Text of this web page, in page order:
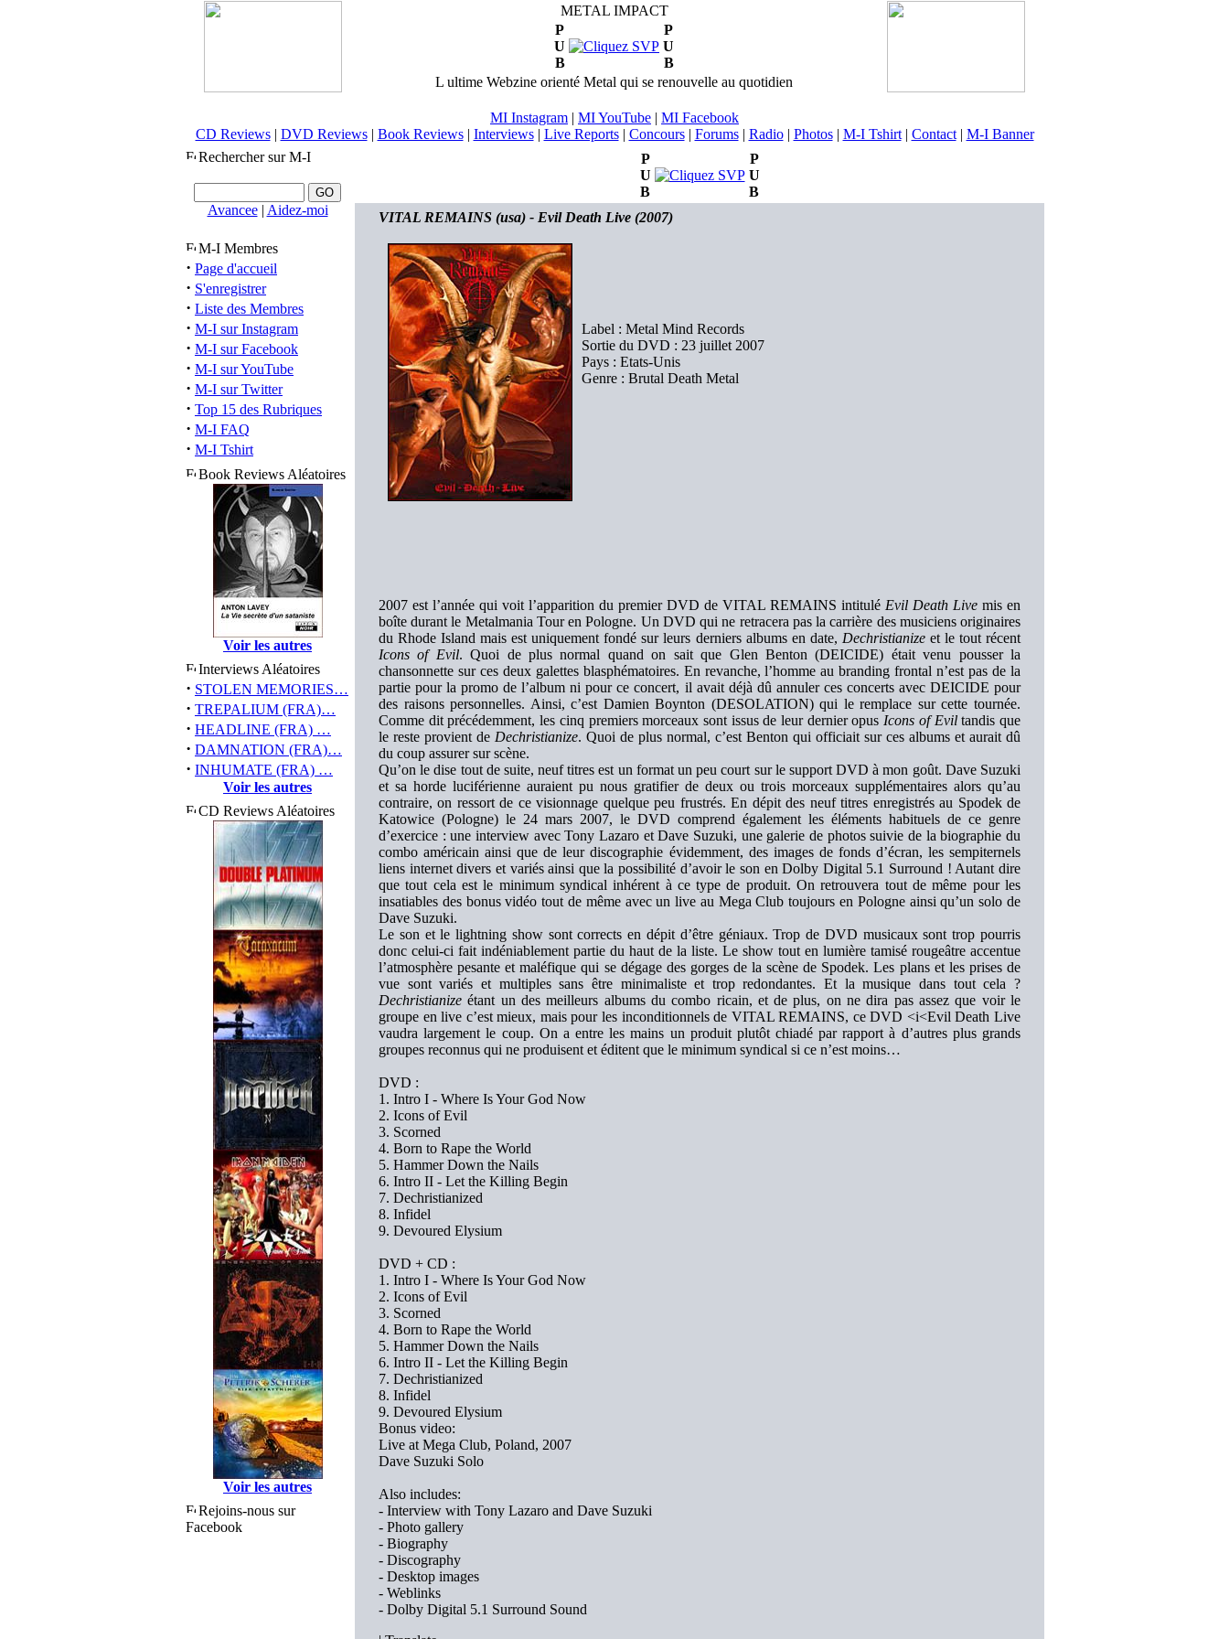
METAL IMPACT
P
U
B
P
U
B
L ultime Webzine orienté Metal qui se renouvelle au quotidien
MI Instagram | MI YouTube | MI Facebook
CD Reviews| DVD Reviews| Book Reviews| Interviews| Live Reports| Concours| Forums| Radio| Photos| M-I Tshirt| Contact| M-I Banner
Rechercher sur M-I
Avancee| Aidez-moi
M-I Membres
· Page d'accueil
· S'enregistrer
· Liste des Membres
· M-I sur Instagram
· M-I sur Facebook
· M-I sur YouTube
· M-I sur Twitter
· Top 15 des Rubriques
· M-I FAQ
· M-I Tshirt
Book Reviews Aléatoires
Voir les autres
Interviews Aléatoires
· STOLEN MEMORIES…
· TREPALIUM (FRA)…
· HEADLINE (FRA) …
· DAMNATION (FRA)…
· INHUMATE (FRA) …
Voir les autres
CD Reviews Aléatoires
Voir les autres
Rejoins-nous sur
Facebook
P
U
B
P
U
B
VITAL REMAINS (usa) - Evil Death Live (2007)
Label : Metal Mind Records
Sortie du DVD : 23 juillet 2007
Pays : Etats-Unis
Genre : Brutal Death Metal
2007 est l’année qui voit l’apparition du premier DVD de VITAL REMAINS intitulé Evil Death Live mis en
boîte durant le Metalmania Tour en Pologne. Un DVD qui ne retracera pas la carrière des musiciens originaires
du Rhode Island mais est uniquement fondé sur leurs derniers albums en date, Dechristianizeet le tout récent
Icons of Evil. Quoi de plus normal quand on sait que Glen Benton (DEICIDE) était venu pousser la
chansonnette sur ces deux galettes blasphématoires. En revanche, l’homme au branding frontal n’est pas de la
partie pour la promo de l’album ni pour ce concert, il avait déjà dû annuler ces concerts avec DEICIDE pour
des raisons personnelles. Ainsi, c’est Damien Boynton (DESOLATION) qui le remplace sur cette tournée.
Comme dit précédemment, les cinq premiers morceaux sont issus de leur dernier opus Icons of Eviltandis que
le reste provient de Dechristianize. Quoi de plus normal, c’est Benton qui officiait sur ces albums et aurait dû
du coup assurer sur scène.
Qu’on le dise tout de suite, neuf titres est un format un peu court sur le support DVD à mon goût. Dave Suzuki
et sa horde luciférienne auraient pu nous gratifier de deux ou trois morceaux supplémentaires alors qu’au
contraire, on ressort de ce visionnage quelque peu frustrés. En dépit des neuf titres enregistrés au Spodek de
Katowice (Pologne) le 24 mars 2007, le DVD comprend également les éléments habituels de ce genre
d’exercice : une interview avec Tony Lazaro et Dave Suzuki, une galerie de photos suivie de la biographie du
combo américain ainsi que de leur discographie évidemment, des images de fonds d’écran, les sempiternels
liens internet divers et variés ainsi que la possibilité d’avoir le son en Dolby Digital 5.1 Surround ! Autant dire
que tout cela est le minimum syndical inhérent à ce type de produit. On retrouvera tout de même pour les
insatiables des bonus vidéo tout de même avec un live au Mega Club toujours en Pologne ainsi qu’un solo de
Dave Suzuki.
Le son et le lightning show sont corrects en dépit d’être géniaux. Trop de DVD musicaux sont trop pourris
donc celui-ci fait indéniablement partie du haut de la liste. Le show tout en lumière tamisé rougeâtre accentue
l’atmosphère pesante et maléfique qui se dégage des gorges de la scène de Spodek. Les plans et les prises de
vue sont variés et multiples sans être minimaliste et trop redondantes. Et la musique dans tout cela ?
Dechristianize étant un des meilleurs albums du combo ricain, et de plus, on ne dira pas assez que voir le
groupe en live c’est mieux, mais pour les inconditionnels de VITAL REMAINS, ce DVD <i<Evil Death Live
vaudra largement le coup. On a entre les mains un produit plutôt chiadé par rapport à d’autres plus grands
groupes reconnus qui ne produisent et éditent que le minimum syndical si ce n’est moins…
DVD :
1. Intro I - Where Is Your God Now
2. Icons of Evil
3. Scorned
4. Born to Rape the World
5. Hammer Down the Nails
6. Intro II - Let the Killing Begin
7. Dechristianized
8. Infidel
9. Devoured Elysium
DVD + CD :
1. Intro I - Where Is Your God Now
2. Icons of Evil
3. Scorned
4. Born to Rape the World
5. Hammer Down the Nails
6. Intro II - Let the Killing Begin
7. Dechristianized
8. Infidel
9. Devoured Elysium
Bonus video:
Live at Mega Club, Poland, 2007
Dave Suzuki Solo
Also includes:
- Interview with Tony Lazaro and Dave Suzuki
- Photo gallery
- Biography
- Discography
- Desktop images
- Weblinks
- Dolby Digital 5.1 Surround Sound